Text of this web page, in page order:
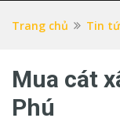
Trang chủ Tin
Mua cát
Phú